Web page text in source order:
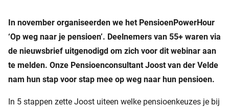
In november organiseerden we het PensioenPowerHour
‘Op weg naar je pensioen’. Deelnemers van 55+ waren via
de nieuwsbrief uitgenodigd om zich voor dit webinar aan
te melden. Onze Pensioenconsultant Joost van der Velde
nam hun stap voor stap mee op weg naar hun pensioen.
In 5 stappen zette Joost uiteen welke pensioenkeuzes je bij